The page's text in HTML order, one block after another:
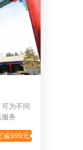
为不同
务
减999元